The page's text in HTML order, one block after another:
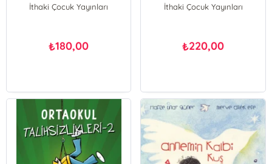
İthaki Çocuk Yayınları
₺180,00
İthaki Çocuk Yayınları
₺220,00